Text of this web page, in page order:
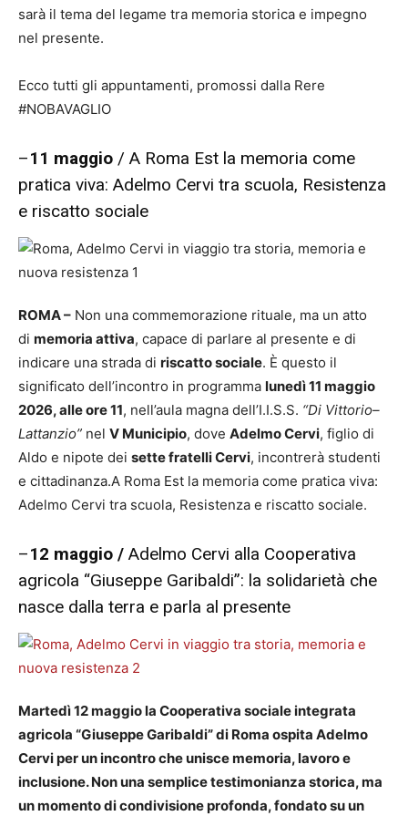
sarà il tema del legame tra memoria storica e impegno
nel presente.
Ecco tutti gli appuntamenti, promossi dalla Rere
#NOBAVAGLIO
–11 maggio / A Roma Est la memoria come
pratica viva: Adelmo Cervi tra scuola, Resistenza
e riscatto sociale
ROMA – Non una commemorazione rituale, ma un atto
di memoria attiva, capace di parlare al presente e di
indicare una strada di riscatto sociale. È questo il
significato dell’incontro in programma lunedì 11 maggio
2026, alle ore 11, nell’aula magna dell’I.I.S.S. “Di Vittorio–
Lattanzio” nel V Municipio, dove Adelmo Cervi, figlio di
Aldo e nipote dei sette fratelli Cervi, incontrerà studenti
e cittadinanza.A Roma Est la memoria come pratica viva:
Adelmo Cervi tra scuola, Resistenza e riscatto sociale.
–12 maggio / Adelmo Cervi alla Cooperativa
agricola “Giuseppe Garibaldi”: la solidarietà che
nasce dalla terra e parla al presente
Martedì 12 maggio la Cooperativa sociale integrata
agricola “Giuseppe Garibaldi” di Roma ospita Adelmo
Cervi per un incontro che unisce memoria, lavoro e
inclusione. Non una semplice testimonianza storica, ma
un momento di condivisione profonda, fondato su un